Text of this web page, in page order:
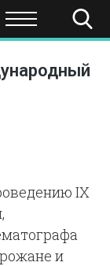
НАУКА И
IX
и